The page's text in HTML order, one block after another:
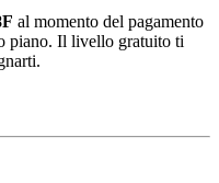
al momento del pagamento
piano. Il livello gratuito ti